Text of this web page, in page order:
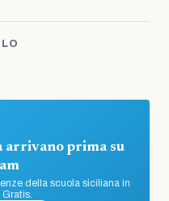
arrivano prima su
della scuola siciliana in